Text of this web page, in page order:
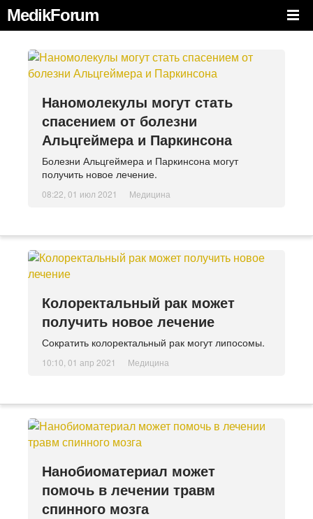
MedikForum
Наномолекулы могут стать
спасением от болезни
Альцгеймера и Паркинсона
Болезни Альцгеймера и Паркинсона могут
получить новое лечение.
08:22, 01 июл 2021 Медицина
Колоректальный рак может
получить новое лечение
Сократить колоректальный рак могут липосомы.
10:10, 01 апр 2021 Медицина
Нанобиоматериал может
помочь в лечении травм
спинного мозга